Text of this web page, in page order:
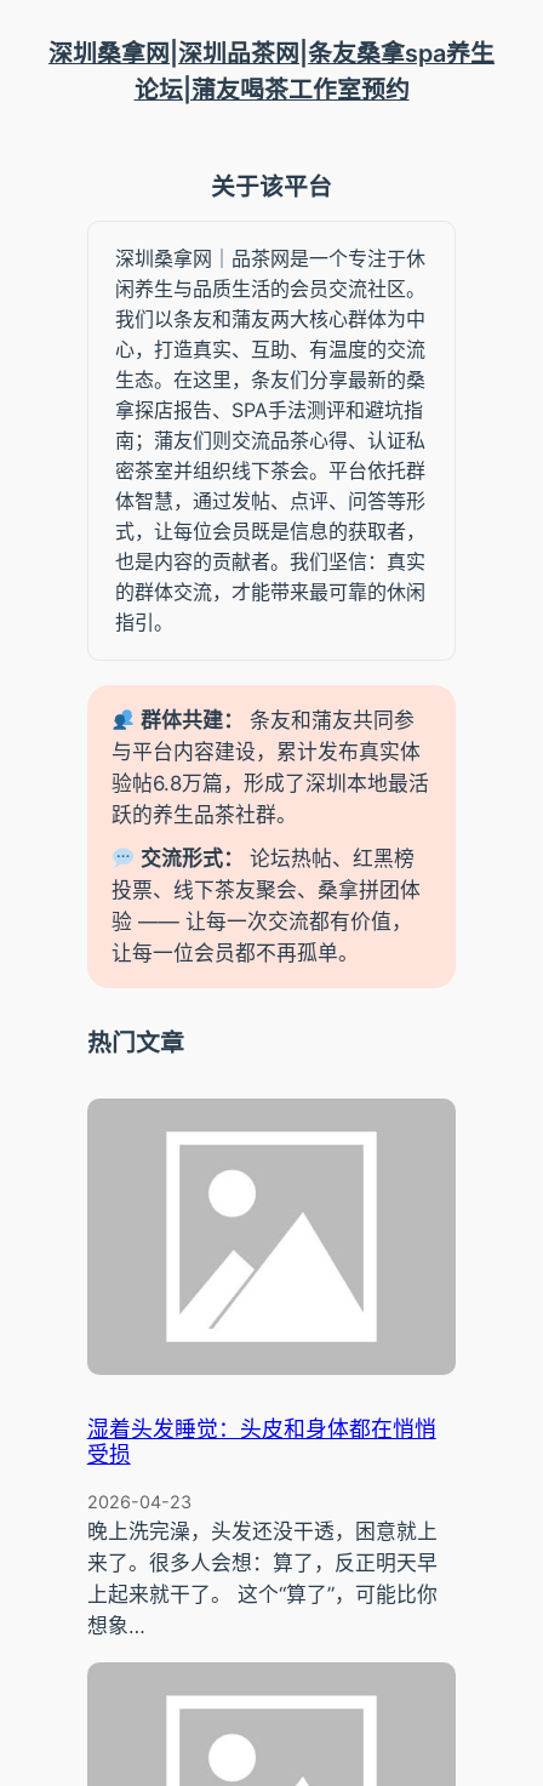
深圳桑拿网|深圳品茶网|条友桑拿spa养生
论坛|蒲友喝茶工作室预约
关于该平台
深圳桑拿网｜品茶网是一个专注于休
闲养生与品质生活的会员交流社区。
我们以条友和蒲友两大核心群体为中
心，打造真实、互助、有温度的交流
生态。在这里，条友们分享最新的桑
拿探店报告、SPA手法测评和避坑指
南；蒲友们则交流品茶心得、认证私
密茶室并组织线下茶会。平台依托群
体智慧，通过发帖、点评、问答等形
式，让每位会员既是信息的获取者，
也是内容的贡献者。我们坚信：真实
的群体交流，才能带来最可靠的休闲
指引。
群体共建：
条友和蒲友共同参
与平台内容建设，累计发布真实体
验帖6.8万篇，形成了深圳本地最活
跃的养生品茶社群。
交流形式：
论坛热帖、红黑榜
投票、线下茶友聚会、桑拿拼团体
验 —— 让每一次交流都有价值，
让每一位会员都不再孤单。
热门文章
湿着头发睡觉：头皮和身体都在悄悄
受损
2026-04-23
晚上洗完澡，头发还没干透，困意就上
来了。很多人会想：算了，反正明天早
上起来就干了。 这个“算了”，可能比你
想象…